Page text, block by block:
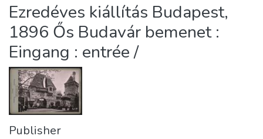
Statistics
About us
Ezredéves kiállítás Budapest,
1896 Ős Budavár bemenet :
Eingang : entrée /
Publisher